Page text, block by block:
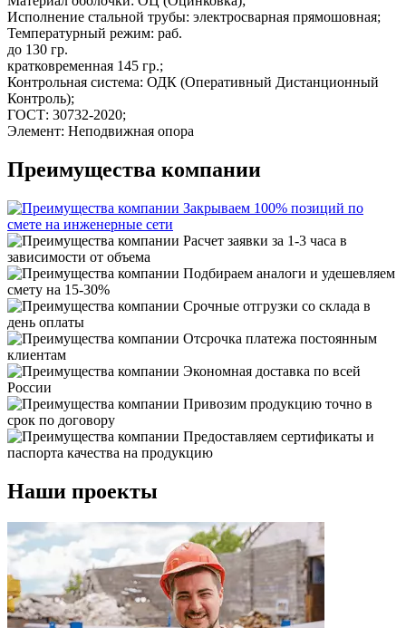
Исполнение стальной трубы: электросварная прямошовная;
Температурный режим: раб.
до 130 гр.
кратковременная 145 гр.;
Контрольная система: ОДК (Оперативный Дистанционный
Контроль);
ГОСТ: 30732-2020;
Элемент: Неподвижная опора
Преимущества компании
Закрываем 100% позиций по
смете на инженерные сети
Расчет заявки за 1-3 часа в
зависимости от объема
Подбираем аналоги и удешевляем
смету на 15-30%
Срочные отгрузки со склада в
день оплаты
Отсрочка платежа постоянным
клиентам
Экономная доставка по всей
России
Привозим продукцию точно в
срок по договору
Предоставляем сертификаты и
паспорта качества на продукцию
Наши проекты